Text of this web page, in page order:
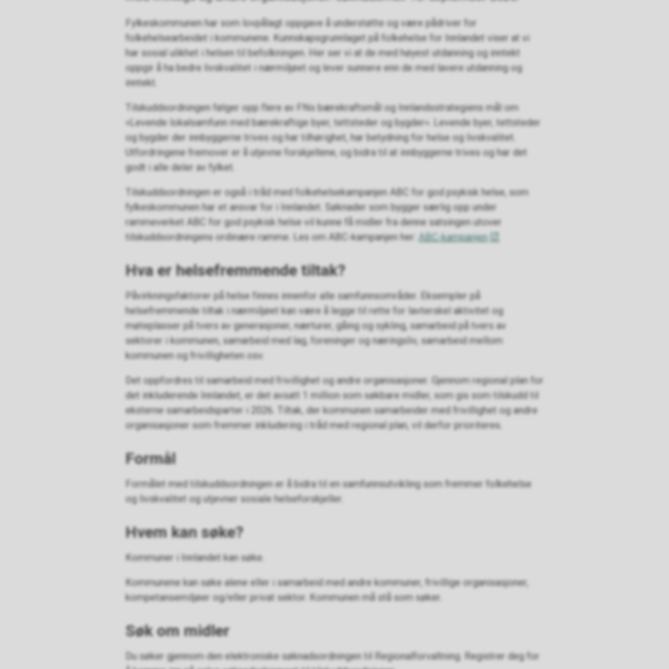
Fylkeskommunen har som lovpålagt oppgave å understøtte og være pådriver for
folkehelsearbeidet i kommunene. Kunnskapsgrunnlaget på folkehelse for Innlandet viser at vi
har sosial ulikhet i helsen til befolkningen. Her ser vi at de med høyest utdanning og inntekt
oppgir å ha bedre livskvalitet i nærmiljøet og lever sunnere enn de med lavere utdanning og
inntekt.
Tilskuddsordningen følger opp flere av FNs bærekraftsmål og Innlandsstrategiens mål om
«Levende lokalsamfunn med bærekraftige byer, tettsteder og bygder». Levende byer, tettsteder
og bygder der innbyggerne trives og har tilhørighet, har betydning for helse og livskvalitet.
Utfordringene fremover er å utjevne forskjellene, og bidra til at innbyggerne trives og har det
godt i alle deler av fylket.
Tilskuddsordningen er også i tråd med folkehelsekampanjen ABC for god psykisk helse, som
fylkeskommunen har et ansvar for i Innlandet. Søknader som bygger særlig opp under
rammeverket ABC for god psykisk helse vil kunne få midler fra denne satsingen utover
tilskuddsordningens ordinære ramme. Les om ABC-kampanjen her:ABC-kampanjen
Hva er helsefremmende tiltak?
Påvirkningsfaktorer på helse finnes innenfor alle samfunnsområder. Eksempler på
helsefremmende tiltak i nærmiljøet kan være å legge til rette for lavterskel aktivitet og
møteplasser på tvers av generasjoner, nærturer, gåing og sykling, samarbeid på tvers av
sektorer i kommunen, samarbeid med lag, foreninger og næringsliv, samarbeid mellom
kommunen og frivilligheten osv.
Det oppfordres til samarbeid med frivillighet og andre organisasjoner. Gjennom regional plan for
det inkluderende Innlandet, er det avsatt 1 million som søkbare midler, som gis som tilskudd til
eksterne samarbeidsparter i 2026. Tiltak, der kommunen samarbeider med frivillighet og andre
organisasjoner som fremmer inkludering i tråd med regional plan, vil derfor prioriteres.
Formål
Formålet med tilskuddsordningen er å bidra til en samfunnsutvikling som fremmer folkehelse
og livskvalitet og utjevner sosiale helseforskjeller.
Hvem kan søke?
Kommuner i Innlandet kan søke.
Kommunene kan søke alene eller i samarbeid med andre kommuner, frivillige organisasjoner,
kompetansemiljøer og/eller privat sektor. Kommunen må stå som søker.
Søk om midler
Du søker gjennom den elektroniske søknadsordningen til Regionalforvaltning. Registrer deg for